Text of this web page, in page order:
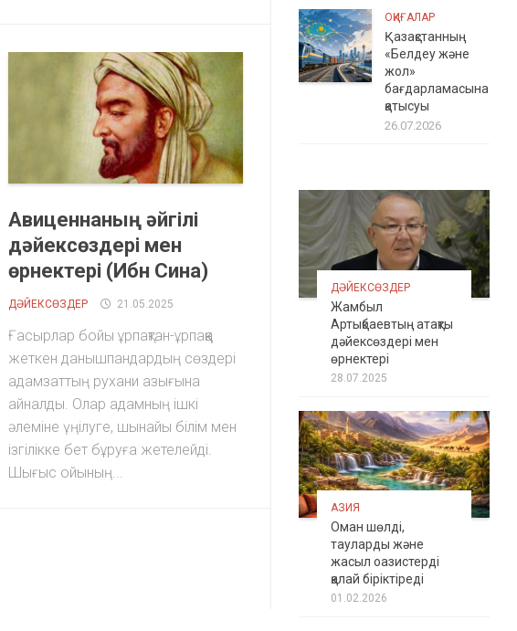
Авиценнаның әйгілі
дәйексөздері мен
өрнектері (Ибн Сина)
ДӘЙЕКСӨЗДЕР 21.05.2025
Ғасырлар бойы ұрпақтан-ұрпаққа
жеткен данышпандардың сөздері
адамзаттың рухани азығына
айналды. Олар адамның ішкі
әлеміне үңілуге, шынайы білім мен
ізгілікке бет бұруға жетелейді.
Шығыс ойының...
ОҚИҒАЛАР
Қазақстанның
«Белдеу және
жол»
бағдарламасына
қатысуы
26.07.2026
ДӘЙЕКСӨЗДЕР
Жамбыл
Артықбаевтың атақты
дәйексөздері мен
өрнектері
28.07.2025
АЗИЯ
Оман шөлді,
тауларды және
жасыл оазистерді
қалай біріктіреді
01.02.2026